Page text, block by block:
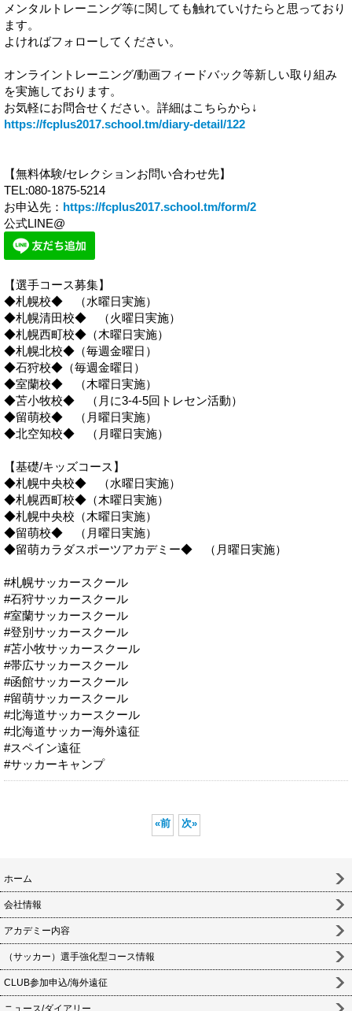
メンタルトレーニング等に関しても触れていけたらと思っており
ます。
よければフォローしてください。
オンライントレーニング/動画フィードバック等新しい取り組み
を実施しております。
お気軽にお問合せください。詳細はこちらから↓
https://fcplus2017.school.tm/diary-detail/122
【無料体験/セレクションお問い合わせ先】
TEL:080-1875-5214
お申込先： https://fcplus2017.school.tm/form/2
公式LINE@
【選手コース募集】
◆札幌校◆ （水曜日実施）
◆札幌清田校◆ （火曜日実施）
◆札幌西町校◆（木曜日実施）
◆札幌北校◆（毎週金曜日）
◆石狩校◆（毎週金曜日）
◆室蘭校◆ （木曜日実施）
◆苫小牧校◆ （月に3-4-5回トレセン活動）
◆留萌校◆ （月曜日実施）
◆北空知校◆ （月曜日実施）
【基礎/キッズコース】
◆札幌中央校◆ （水曜日実施）
◆札幌西町校◆（木曜日実施）
◆札幌中央校（木曜日実施）
◆留萌校◆ （月曜日実施）
◆留萌カラダスポーツアカデミー◆ （月曜日実施）
#札幌サッカースクール
#石狩サッカースクール
#室蘭サッカースクール
#登別サッカースクール
#苫小牧サッカースクール
#帯広サッカースクール
#函館サッカースクール
#留萌サッカースクール
#北海道サッカースクール
#北海道サッカー海外遠征
#スペイン遠征
#サッカーキャンプ
«前 次»
ホーム
会社情報
アカデミー内容
（サッカー）選手強化型コース情報
CLUB参加申込/海外遠征
ニュース/ダイアリー